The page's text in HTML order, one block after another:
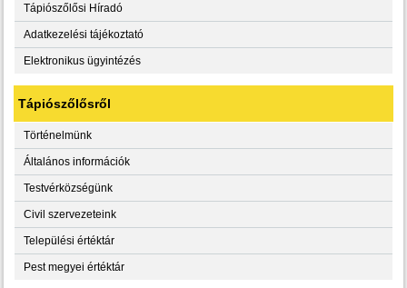
Tápiószőlősi Híradó
Adatkezelési tájékoztató
Elektronikus ügyintézés
Tápiószőlősről
Történelmünk
Általános információk
Testvérközségünk
Civil szervezeteink
Települési értéktár
Pest megyei értéktár